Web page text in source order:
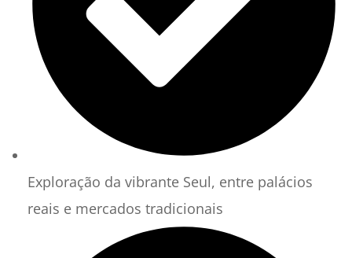
Exploração da vibrante Seul, entre palácios
reais e mercados tradicionais